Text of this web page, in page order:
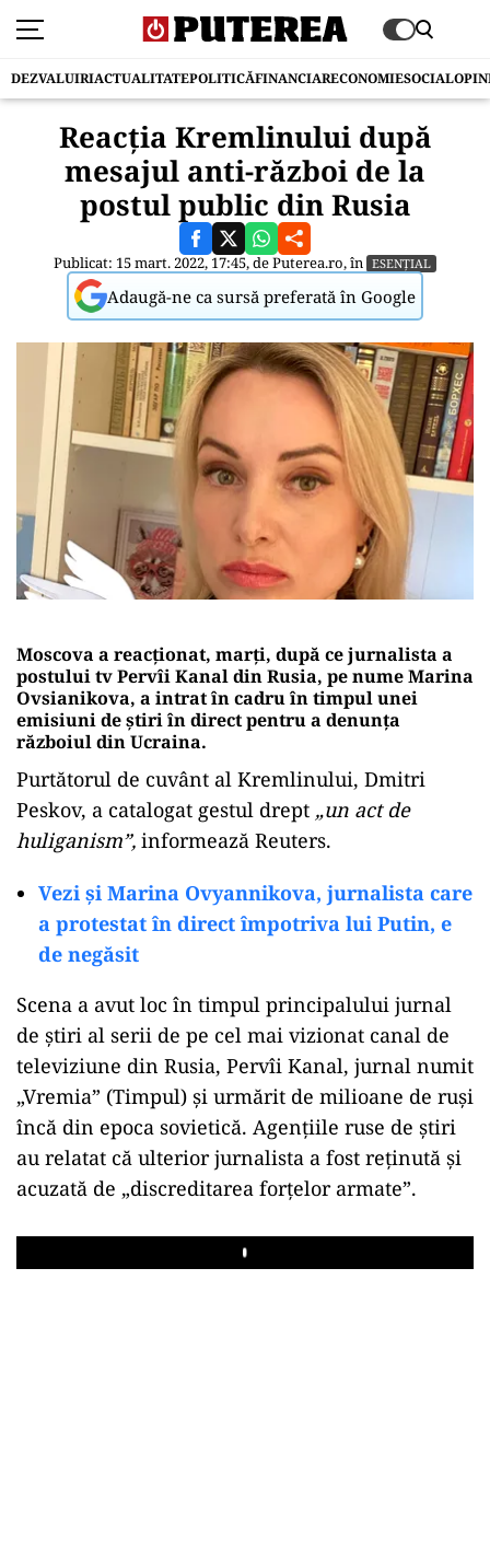
DEZVALUIRIACTUALITATEPOLITICĂFINANCIARECONOMIESOCIAL
Reacția Kremlinului după
mesajul anti-război de la
postul public din Rusia
Publicat: 15 mart. 2022, 17:45, dePuterea.ro, în ESENȚIAL
Adaugă-ne ca sursă preferată în Google
Moscova a reacționat, marţi, după ce jurnalista a
postului tv Pervîi Kanal din Rusia, pe nume Marina
Ovsianikova, a intrat în cadru în timpul unei
emisiuni de știri în direct pentru a denunţa
războiul din Ucraina.
Purtătorul de cuvânt al Kremlinului, Dmitri
Peskov, a catalogat gestul drept „un act de
huliganism”, informează Reuters.
Vezi și Marina Ovyannikova, jurnalista care
a protestat în direct împotriva lui Putin, e
de negăsit
Scena a avut loc în timpul principalului jurnal
de ştiri al serii de pe cel mai vizionat canal de
televiziune din Rusia, Pervîi Kanal, jurnal numit
„Vremia” (Timpul) şi urmărit de milioane de ruşi
încă din epoca sovietică. Agențiile ruse de știri
au relatat că ulterior jurnalista a fost reținută și
acuzată de „discreditarea forțelor armate”.
Play